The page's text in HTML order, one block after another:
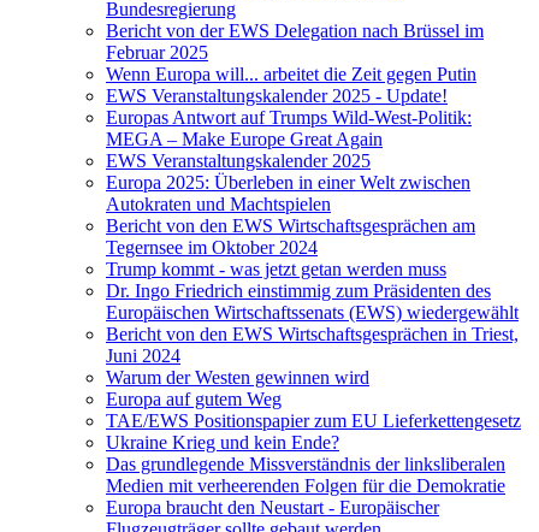
Bundesregierung
Bericht von der EWS Delegation nach Brüssel im
Februar 2025
Wenn Europa will... arbeitet die Zeit gegen Putin
EWS Veranstaltungskalender 2025 - Update!
Europas Antwort auf Trumps Wild-West-Politik:
MEGA – Make Europe Great Again
EWS Veranstaltungskalender 2025
Europa 2025: Überleben in einer Welt zwischen
Autokraten und Machtspielen
Bericht von den EWS Wirtschaftsgesprächen am
Tegernsee im Oktober 2024
Trump kommt - was jetzt getan werden muss
Dr. Ingo Friedrich einstimmig zum Präsidenten des
Europäischen Wirtschaftssenats (EWS) wiedergewählt
Bericht von den EWS Wirtschaftsgesprächen in Triest,
Juni 2024
Warum der Westen gewinnen wird
Europa auf gutem Weg
TAE/EWS Positionspapier zum EU Lieferkettengesetz
Ukraine Krieg und kein Ende?
Das grundlegende Missverständnis der linksliberalen
Medien mit verheerenden Folgen für die Demokratie
Europa braucht den Neustart - Europäischer